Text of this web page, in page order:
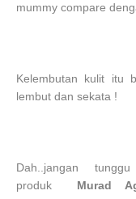
mummy compare
Kelembutan kulit itu
lembut dan sekata !
Dah..jangan
produk
Murad